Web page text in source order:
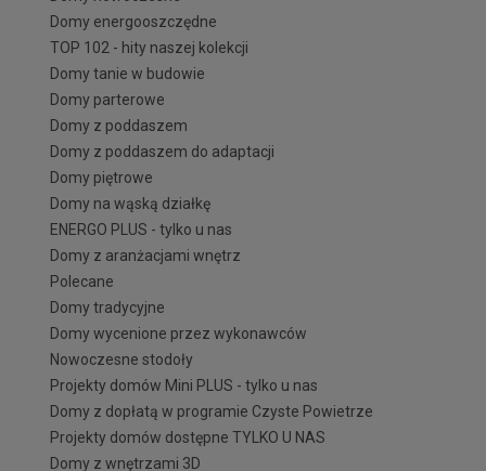
Domy energooszczędne
TOP 102 - hity naszej kolekcji
Domy tanie w budowie
Domy parterowe
Domy z poddaszem
Domy z poddaszem do adaptacji
Domy piętrowe
Domy na wąską działkę
ENERGO PLUS - tylko u nas
Domy z aranżacjami wnętrz
Polecane
Domy tradycyjne
Domy wycenione przez wykonawców
Nowoczesne stodoły
Projekty domów Mini PLUS - tylko u nas
Domy z dopłatą w programie Czyste Powietrze
Projekty domów dostępne TYLKO U NAS
Domy z wnętrzami 3D